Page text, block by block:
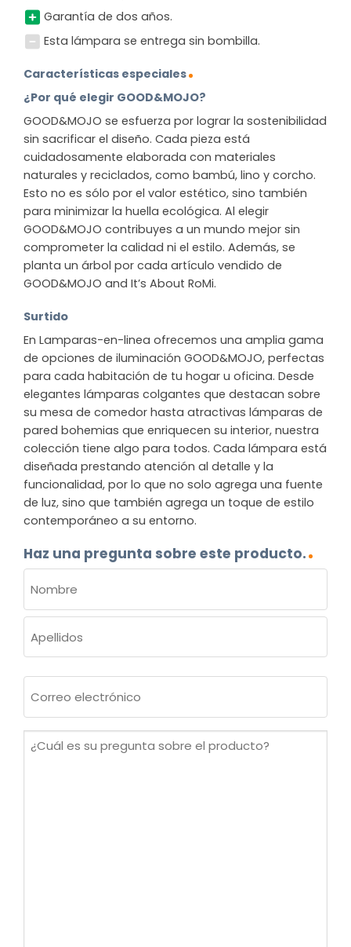
Garantía de dos años.
Esta lámpara se entrega sin bombilla.
Características especiales
¿Por qué elegir GOOD&MOJO?
GOOD&MOJO se esfuerza por lograr la sostenibilidad
sin sacrificar el diseño. Cada pieza está
cuidadosamente elaborada con materiales
naturales y reciclados, como bambú, lino y corcho.
Esto no es sólo por el valor estético, sino también
para minimizar la huella ecológica. Al elegir
GOOD&MOJO contribuyes a un mundo mejor sin
comprometer la calidad ni el estilo. Además, se
planta un árbol por cada artículo vendido de
GOOD&MOJO and It’s About RoMi.
Surtido
En Lamparas-en-linea ofrecemos una amplia gama
de opciones de iluminación GOOD&MOJO, perfectas
para cada habitación de tu hogar u oficina. Desde
elegantes lámparas colgantes que destacan sobre
su mesa de comedor hasta atractivas lámparas de
pared bohemias que enriquecen su interior, nuestra
colección tiene algo para todos. Cada lámpara está
diseñada prestando atención al detalle y la
funcionalidad, por lo que no solo agrega una fuente
de luz, sino que también agrega un toque de estilo
contemporáneo a su entorno.
Haz una pregunta sobre este producto.
(OBLIGATORIO)
Nombre
electrónico
¿Cuál